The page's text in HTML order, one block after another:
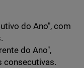
do Ano", com
do Ano",
consecutivas.